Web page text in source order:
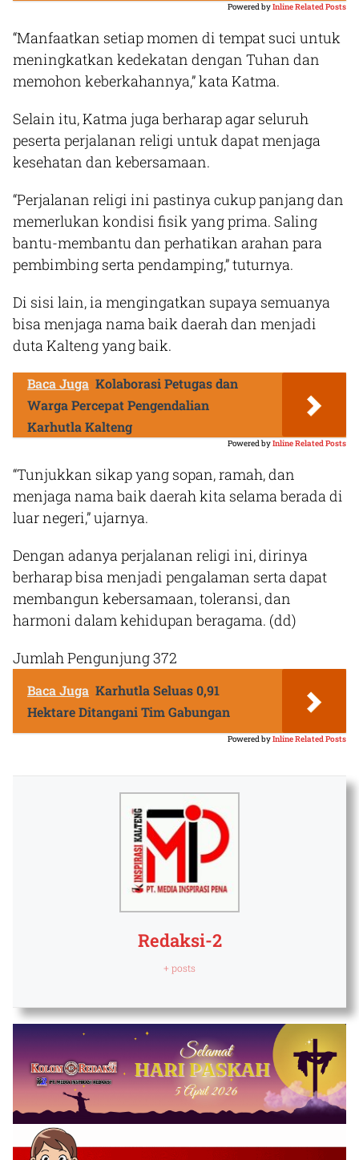
Powered byInline Related Posts
“Manfaatkan setiap momen di tempat suci untuk
meningkatkan kedekatan dengan Tuhan dan
memohon keberkahannya,” kata Katma.
Selain itu, Katma juga berharap agar seluruh
peserta perjalanan religi untuk dapat menjaga
kesehatan dan kebersamaan.
“Perjalanan religi ini pastinya cukup panjang dan
memerlukan kondisi fisik yang prima. Saling
bantu-membantu dan perhatikan arahan para
pembimbing serta pendamping,” tuturnya.
Di sisi lain, ia mengingatkan supaya semuanya
bisa menjaga nama baik daerah dan menjadi
duta Kalteng yang baik.
Baca Juga Kolaborasi Petugas dan
Warga Percepat Pengendalian
Karhutla Kalteng
Powered byInline Related Posts
“Tunjukkan sikap yang sopan, ramah, dan
menjaga nama baik daerah kita selama berada di
luar negeri,” ujarnya.
Dengan adanya perjalanan religi ini, dirinya
berharap bisa menjadi pengalaman serta dapat
membangun kebersamaan, toleransi, dan
harmoni dalam kehidupan beragama. (dd)
Jumlah Pengunjung372
Baca Juga Karhutla Seluas 0,91
Hektare Ditangani Tim Gabungan
Powered byInline Related Posts
Redaksi-2
+ posts